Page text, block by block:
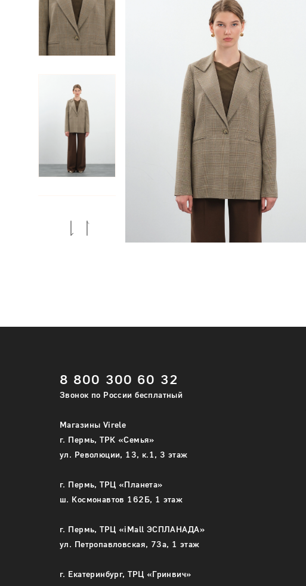
Previous
8 800 300 60 32
Звонок по России бесплатный
Магазины Virele
г. Пермь, ТРК «Семья»
ул. Революции, 13, к.1, 3 этаж
г. Пермь, ТРЦ «Планета»
ш. Космонавтов 162Б, 1 этаж
г. Пермь, ТРЦ «iMall ЭСПЛАНАДА»
ул. Петропавловская, 73а, 1 этаж
г. Екатеринбург, ТРЦ «Гринвич»